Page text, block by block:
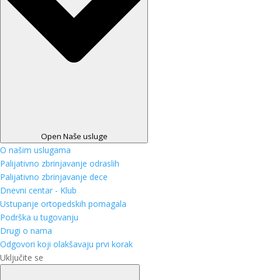
Open Naše usluge
O našim uslugama
Palijativno zbrinjavanje odraslih
Palijativno zbrinjavanje dece
Dnevni centar - Klub
Ustupanje ortopedskih pomagala
Podrška u tugovanju
Drugi o nama
Odgovori koji olakšavaju prvi korak
Uključite se